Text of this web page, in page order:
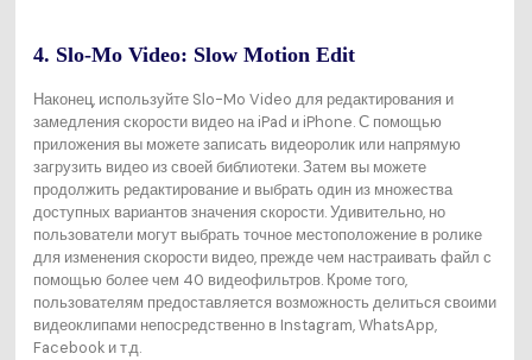
4. Slo-Mo Video: Slow Motion Edit
Наконец, используйте Slo-Mo Video для редактирования и
замедления скорости видео на iPad и iPhone. С помощью
приложения вы можете записать видеоролик или напрямую
загрузить видео из своей библиотеки. Затем вы можете
продолжить редактирование и выбрать один из множества
доступных вариантов значения скорости. Удивительно, но
пользователи могут выбрать точное местоположение в ролике
для изменения скорости видео, прежде чем настраивать файл с
помощью более чем 40 видеофильтров. Кроме того,
пользователям предоставляется возможность делиться своими
видеоклипами непосредственно в Instagram, WhatsApp,
Facebook и т.д.